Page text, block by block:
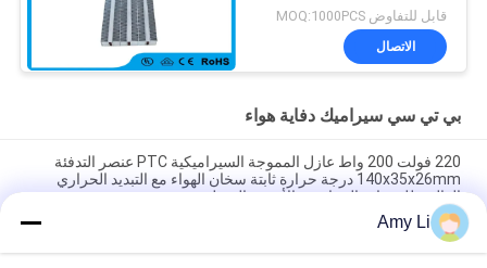
قابل للتفاوض MOQ:1000PCS
الاتصال
بي تي سي سيراميك دفاية هواء
220 فولت 200 واط عازل المموجة السيراميكية PTC عنصر التدفئة
140x35x26mm درجة حرارة ثابتة سخان الهواء مع التبديد الحراري
العالي، للمعدات الصناعية والأجهزة المنزلية
تسخين هواء سخان العنصر المنزل الآمن
Amy Li